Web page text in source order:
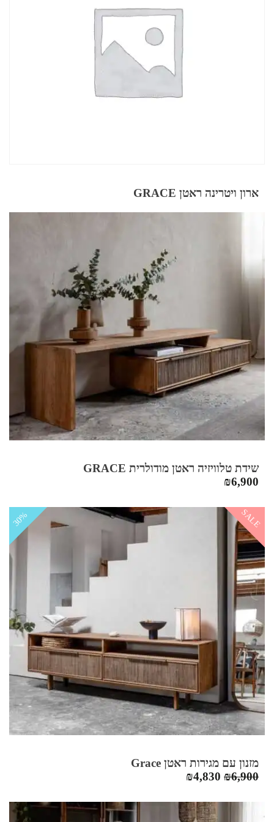
ארון ויטרינה ראטן GRACE
שידת טלוויזיה ראטן מודולרית GRACE
₪6,900
30% SALE
מזנון עם מגירות ראטן Grace
₪6,900
המחיר
היה:
₪6,900.
₪4,830
הוא:
₪4,830.